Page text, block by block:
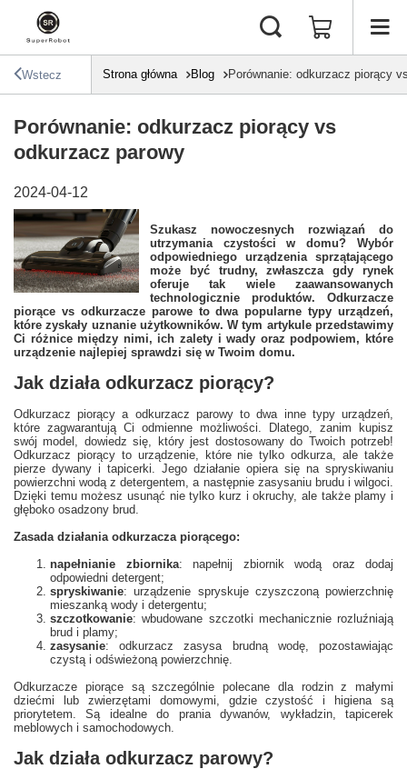
Wstecz Strona główna Blog Porównanie: odkurzacz piorący
Porównanie: odkurzacz piorący vs
odkurzacz parowy
2024-04-12
Szukasz nowoczesnych rozwiązań do
utrzymania czystości w domu? Wybór
odpowiedniego urządzenia sprzątającego
może być trudny, zwłaszcza gdy rynek
oferuje tak wiele zaawansowanych
technologicznie produktów. Odkurzacze
piorące vs odkurzacze parowe to dwa popularne typy urządzeń,
które zyskały uznanie użytkowników. W tym artykule przedstawimy
Ci różnice między nimi, ich zalety i wady oraz podpowiem, które
urządzenie najlepiej sprawdzi się w Twoim domu.
Jak działa odkurzacz piorący?
Odkurzacz piorący a odkurzacz parowy to dwa inne typy urządzeń,
które zagwarantują Ci odmienne możliwości. Dlatego, zanim kupisz
swój model, dowiedz się, który jest dostosowany do Twoich potrzeb!
Odkurzacz piorący to urządzenie, które nie tylko odkurza, ale także
pierze dywany i tapicerki. Jego działanie opiera się na spryskiwaniu
powierzchni wodą z detergentem, a następnie zasysaniu brudu i wilgoci.
Dzięki temu możesz usunąć nie tylko kurz i okruchy, ale także plamy i
głęboko osadzony brud.
Zasada działania odkurzacza piorącego:
napełnianie zbiornika: napełnij zbiornik wodą oraz dodaj
odpowiedni detergent;
spryskiwanie: urządzenie spryskuje czyszczoną powierzchnię
mieszanką wody i detergentu;
szczotkowanie: wbudowane szczotki mechanicznie rozluźniają
brud i plamy;
zasysanie: odkurzacz zasysa brudną wodę, pozostawiając
czystą i odświeżoną powierzchnię.
Odkurzacze piorące są szczególnie polecane dla rodzin z małymi
dziećmi lub zwierzętami domowymi, gdzie czystość i higiena są
priorytetem. Są idealne do prania dywanów, wykładzin, tapicerek
meblowych i samochodowych.
Jak działa odkurzacz parowy?